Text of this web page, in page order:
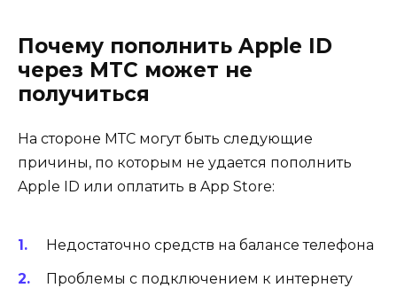
Почему пополнить Apple ID
через МТС может не
получиться
На стороне МТС могут быть следующие
причины, по которым не удается пополнить
Apple ID или оплатить в App Store:
Недостаточно средств на балансе телефона
Проблемы с подключением к интернету